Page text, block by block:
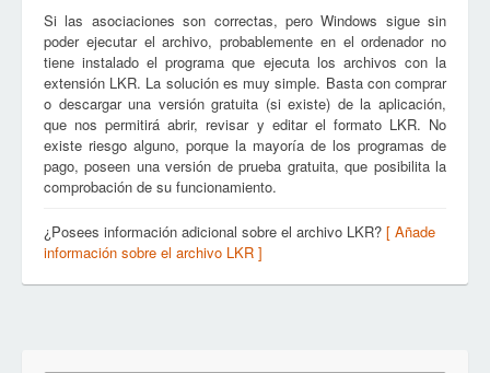
Si las asociaciones son correctas, pero Windows sigue sin
poder ejecutar el archivo, probablemente en el ordenador no
tiene instalado el programa que ejecuta los archivos con la
extensión LKR. La solución es muy simple. Basta con comprar
o descargar una versión gratuita (si existe) de la aplicación,
que nos permitirá abrir, revisar y editar el formato LKR. No
existe riesgo alguno, porque la mayoría de los programas de
pago, poseen una versión de prueba gratuita, que posibilita la
comprobación de su funcionamiento.
¿Posees información adicional sobre el archivo LKR? [ Añade
información sobre el archivo LKR ]